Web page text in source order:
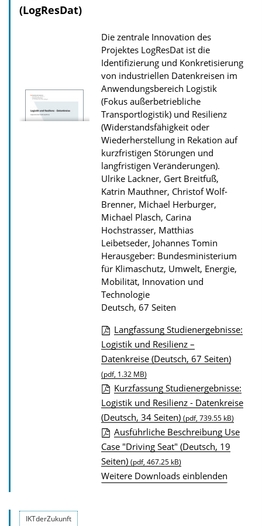
a
d
s
z
u
r
P
u
b
l
i
k
a
t
i
o
n
(LogResDat)
Die zentrale Innovation des
Projektes LogResDat ist die
Identifizierung und Konkretisierung
von industriellen Datenkreisen im
Anwendungsbereich Logistik
(Fokus außerbetriebliche
Transportlogistik) und Resilienz
(Widerstandsfähigkeit oder
Wiederherstellung in Rekation auf
kurzfristigen Störungen und
langfristigen Veränderungen).
Ulrike Lackner, Gert Breitfuß,
Katrin Mauthner, Christof Wolf-
Brenner, Michael Herburger,
Michael Plasch, Carina
Hochstrasser, Matthias
Leibetseder, Johannes Tomin
Herausgeber: Bundesministerium
für Klimaschutz, Umwelt, Energie,
Mobilität, Innovation und
Technologie
Deutsch, 67 Seiten
D
o
w
n
l
o
a
d
s
Langfassung Studienergebnisse:
Logistik und Resilienz –
Datenkreise (Deutsch, 67 Seiten)
(pdf, 1.32 MB)
Kurzfassung Studienergebnisse:
Logistik und Resilienz - Datenkreise
(Deutsch, 34 Seiten) (pdf, 739.55 kB)
Ausführliche Beschreibung Use
Case "Driving Seat" (Deutsch, 19
Seiten) (pdf, 467.25 kB)
Weitere Downloads einblenden
IKTderZukunft